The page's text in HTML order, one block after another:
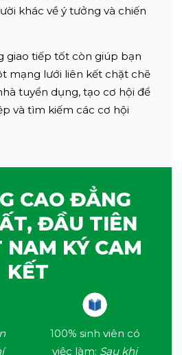
khác về ý tưởng và chiến
giao tiếp tốt còn giúp bạn
mạng lưới liên kết chặt chẽ
tuyển dụng, tạo cơ hội để
và tìm kiếm các cơ hội
CAO ĐẲNG
ĐẦU TIÊN
NAM KÝ CAM
KẾT
100% sinh viên có
việc làm: Sau khi